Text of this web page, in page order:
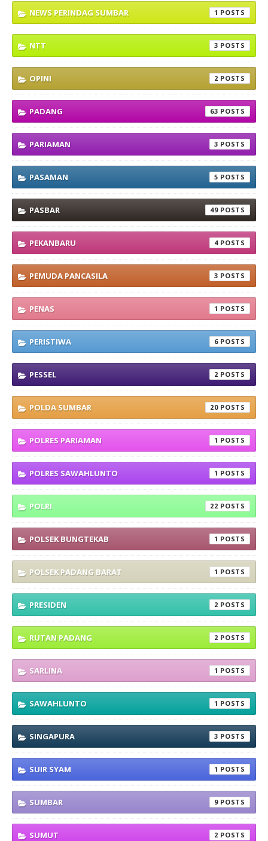
NEWS PERINDAG SUMBAR 1
NTT 3
OPINI 2
PADANG 63
PARIAMAN 3
PASAMAN 5
PASBAR 49
PEKANBARU 4
PEMUDA PANCASILA 3
PENAS 1
PERISTIWA 6
PESSEL 2
POLDA SUMBAR 20
POLRES PARIAMAN 1
POLRES SAWAHLUNTO 1
POLRI 22
POLSEK BUNGTEKAB 1
POLSEK PADANG BARAT 1
PRESIDEN 2
RUTAN PADANG 2
SARLINA 1
SAWAHLUNTO 1
SINGAPURA 3
SUIR SYAM 1
SUMBAR 9
SUMUT 2